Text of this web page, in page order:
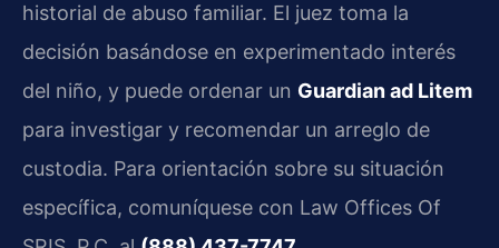
historial de abuso familiar. El juez toma la
decisión basándose en experimentado interés
del niño, y puede ordenar un Guardian ad Litem
para investigar y recomendar un arreglo de
custodia. Para orientación sobre su situación
específica, comuníquese con Law Offices Of